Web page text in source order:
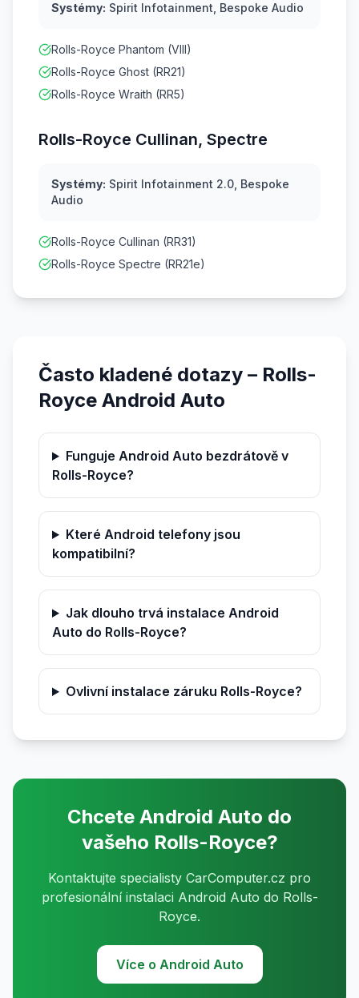
Systémy: Spirit Infotainment, Bespoke Audio
Rolls-Royce Phantom (VIII)
Rolls-Royce Ghost (RR21)
Rolls-Royce Wraith (RR5)
Rolls-Royce Cullinan, Spectre
Systémy: Spirit Infotainment 2.0, Bespoke
Audio
Rolls-Royce Cullinan (RR31)
Rolls-Royce Spectre (RR21e)
Často kladené dotazy – Rolls-
Royce Android Auto
Funguje Android Auto bezdrátově v
Rolls-Royce?
Které Android telefony jsou
kompatibilní?
Jak dlouho trvá instalace Android
Auto do Rolls-Royce?
Ovlivní instalace záruku Rolls-Royce?
Chcete Android Auto do
vašeho Rolls-Royce?
Kontaktujte specialisty CarComputer.cz pro
profesionální instalaci Android Auto do Rolls-
Royce.
Více o Android Auto